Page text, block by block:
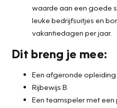
waarde aan een goede
leuke bedrijfsuitjes en
vakantiedagen per jaar.
Dit breng je mee:
Een afgeronde
Rijbewijs B.
Een teamspeler met